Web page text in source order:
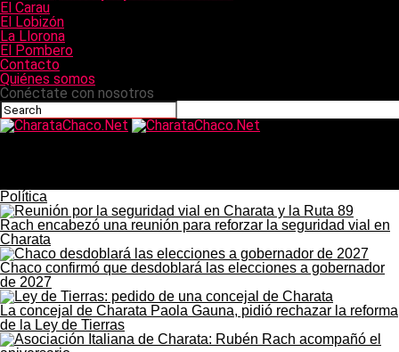
El Carau
El Lobizón
La Llorona
El Pombero
Contacto
Quiénes somos
Conéctate con nosotros
Política
Rach encabezó una reunión para reforzar la seguridad vial en
Charata
Chaco confirmó que desdoblará las elecciones a gobernador
de 2027
La concejal de Charata Paola Gauna, pidió rechazar la reforma
de la Ley de Tierras